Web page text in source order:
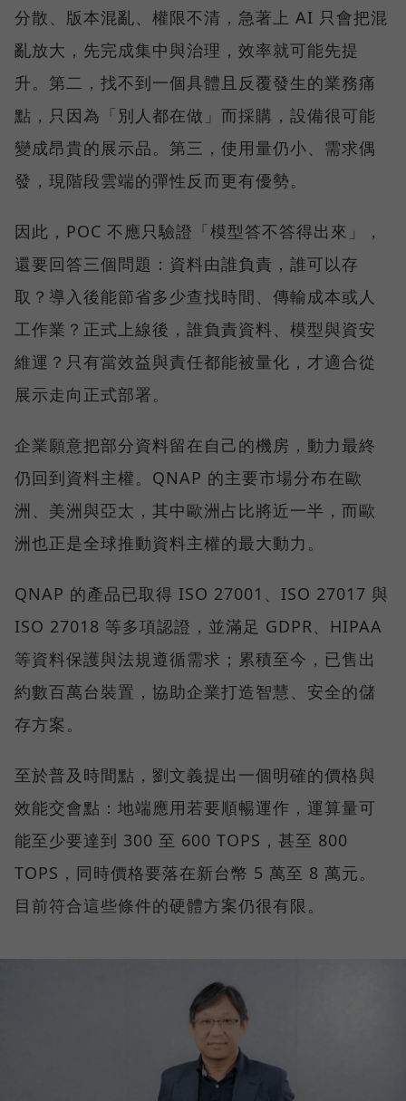
分散、版本混亂、權限不清，急著上 AI 只會把混
亂放大，先完成集中與治理，效率就可能先提
升。第二，找不到一個具體且反覆發生的業務痛
點，只因為「別人都在做」而採購，設備很可能
變成昂貴的展示品。第三，使用量仍小、需求偶
發，現階段雲端的彈性反而更有優勢。
因此，POC 不應只驗證「模型答不答得出來」，
還要回答三個問題：資料由誰負責，誰可以存
取？導入後能節省多少查找時間、傳輸成本或人
工作業？正式上線後，誰負責資料、模型與資安
維運？只有當效益與責任都能被量化，才適合從
展示走向正式部署。
企業願意把部分資料留在自己的機房，動力最終
仍回到資料主權。QNAP 的主要市場分布在歐
洲、美洲與亞太，其中歐洲占比將近一半，而歐
洲也正是全球推動資料主權的最大動力。
QNAP 的產品已取得 ISO 27001、ISO 27017 與
ISO 27018 等多項認證，並滿足 GDPR、HIPAA
等資料保護與法規遵循需求；累積至今，已售出
約數百萬台裝置，協助企業打造智慧、安全的儲
存方案。
至於普及時間點，劉文義提出一個明確的價格與
效能交會點：地端應用若要順暢運作，運算量可
能至少要達到 300 至 600 TOPS，甚至 800
TOPS，同時價格要落在新台幣 5 萬至 8 萬元。
目前符合這些條件的硬體方案仍很有限。